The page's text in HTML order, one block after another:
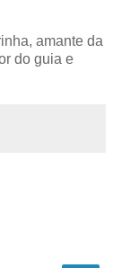
amante da
do guia e